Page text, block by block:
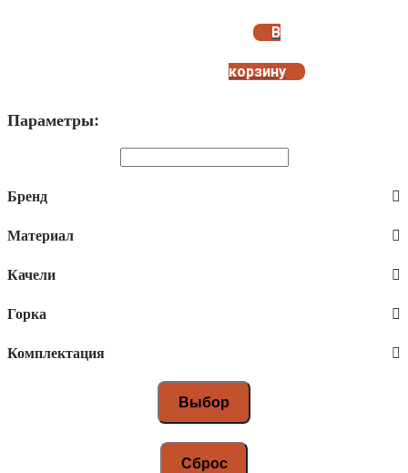
В
корзину
Параметры:
Бренд
Материал
Качели
Горка
Комплектация
Выбор
Сброс